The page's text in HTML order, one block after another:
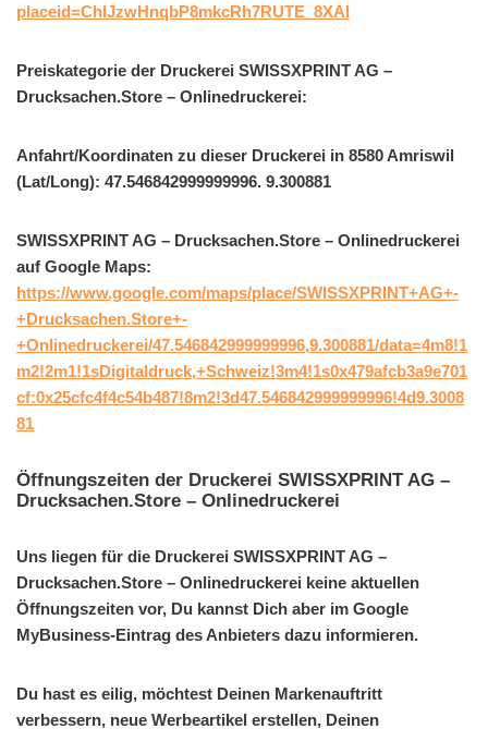
placeid=ChIJzwHnqbP8mkcRh7RUTE_8XAI
Preiskategorie der Druckerei SWISSXPRINT AG –
Drucksachen.Store – Onlinedruckerei:
Anfahrt/Koordinaten zu dieser Druckerei in 8580 Amriswil
(Lat/Long): 47.546842999999996. 9.300881
SWISSXPRINT AG – Drucksachen.Store – Onlinedruckerei
auf Google Maps:
https://www.google.com/maps/place/SWISSXPRINT+AG+-
+Drucksachen.Store+-
+Onlinedruckerei/47.546842999999996,9.300881/data=4m8!1
m2!2m1!1sDigitaldruck,+Schweiz!3m4!1s0x479afcb3a9e701
cf:0x25cfc4f4c54b487!8m2!3d47.546842999999996!4d9.3008
81
Öffnungszeiten der Druckerei SWISSXPRINT AG –
Drucksachen.Store – Onlinedruckerei
Uns liegen für die Druckerei SWISSXPRINT AG –
Drucksachen.Store – Onlinedruckerei keine aktuellen
Öffnungszeiten vor, Du kannst Dich aber im Google
MyBusiness-Eintrag des Anbieters dazu informieren.
Du hast es eilig, möchtest Deinen Markenauftritt
verbessern, neue Werbeartikel erstellen, Deinen